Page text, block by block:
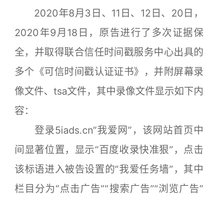
2020年8月3日、11日、12日、20日，
2020年9月18日，原告进行了多次证据保
全，并取得联合信任时间戳服务中心出具的
多个《可信时间戳认证证书》，并附屏幕录
像文件、tsa文件，其中录像文件显示如下内
容：
登录5iads.cn“我爱网”，该网站首页中
间显著位置，显示“百度收录快准狠”，点击
该标语进入被告设置的“我爱任务墙”，其中
栏目分为“点击广告”“搜索广告”“浏览广告”